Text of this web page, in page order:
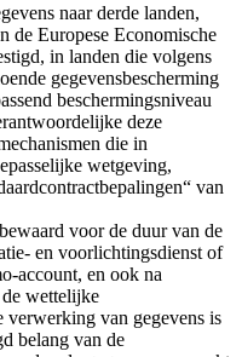
naar derde landen,
de Europese Economische
in landen die volgens
gegevensbescherming
beschermingsniveau
deze
die in
wetgeving,
van
voor de duur van de
en voorlichtingsdienst of
account, en ook na
wettelijke
van gegevens is
belang van de